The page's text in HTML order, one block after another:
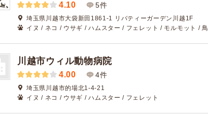
4.10 5件
埼玉県川越市大袋新田1861-1 リバティーガーデン川越1F
イヌ / ネコ / ウサギ / ハムスター / フェレット / モルモット / 鳥
川越市ウィル動物病院
4.00 4件
埼玉県川越市的場北1-4-21
イヌ / ネコ / ウサギ / ハムスター / フェレット